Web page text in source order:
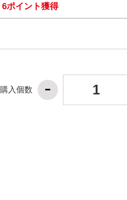
6ポイント獲得
購入個数